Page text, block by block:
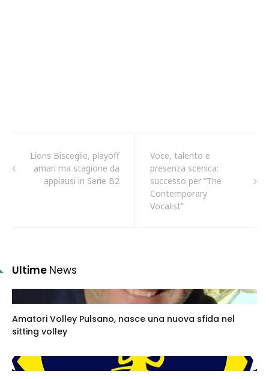
Lions Bisceglie, playoff
amari ma stagione da
applausi in Serie B2
Voce, talento e
presenza scenica:
successo per “The
Contemporary
Vocalist”
Ultime News
Amatori Volley Pulsano, nasce una nuova sfida nel
sitting volley